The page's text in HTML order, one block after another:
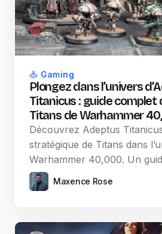
Gaming
Plongez dans l’univers
Titanicus : guide complet
Titans de Warhammer
Découvrez Adeptus
stratégique de Titans dans
Warhammer 40,000. Un
Maxence Rose